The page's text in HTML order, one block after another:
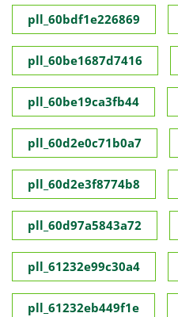
pll_60bdf1e226869
pll_60be1687d7416
pll_60be19ca3fb44
pll_60d2e0c71b0a7
pll_60d2e3f8774b8
pll_60d97a5843a72
pll_61232e99c30a4
pll_61232eb449f1e